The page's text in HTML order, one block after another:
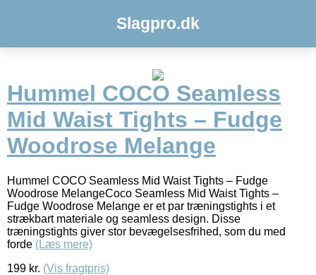
Slagpro.dk
Hummel COCO Seamless
Mid Waist Tights – Fudge
Woodrose Melange
Hummel COCO Seamless Mid Waist Tights – Fudge
Woodrose MelangeCoco Seamless Mid Waist Tights –
Fudge Woodrose Melange er et par træningstights i et
strækbart materiale og seamless design. Disse
træningstights giver stor bevægelsesfrihed, som du med
forde (Læs mere)
199 kr. (Vis fragtpris)